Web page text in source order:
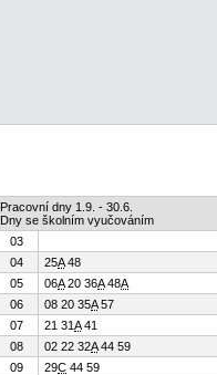
Pracovní dny 1.9. - 30.6.
Dny se školním vyučováním
03
04
25A48
05
06A20 36A48A
06
08 20 35A57
07
21 31A41
08
02 22 32A44 59
09
29C 44 59